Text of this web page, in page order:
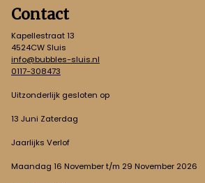
Contact
Kapellestraat 13
4524CW Sluis
info@bubbles-sluis.nl
0117-308473
Uitzonderlijk gesloten op
13 Juni Zaterdag
Jaarlijks Verlof
Maandag 16 November t/m 29 November 2026